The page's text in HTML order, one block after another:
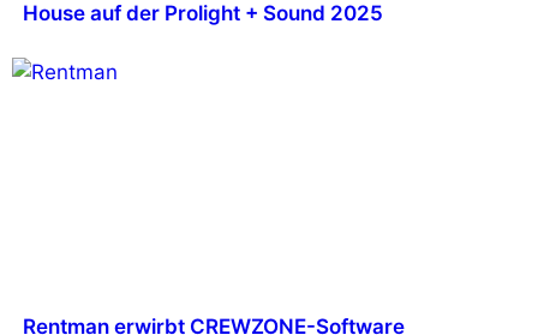
House auf der Prolight + Sound 2025
Rentman erwirbt CREWZONE-Software